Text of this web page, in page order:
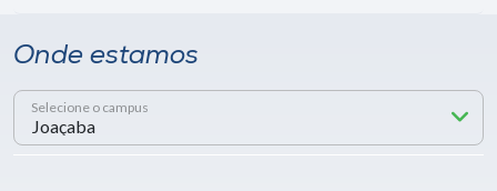
Onde estamos
Selecione o campus